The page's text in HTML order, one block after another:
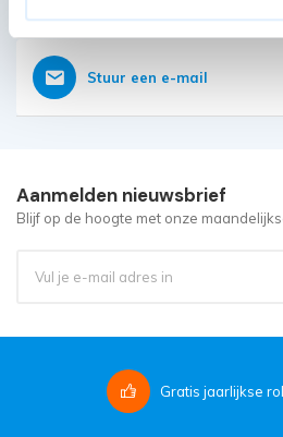
Stuur een e-mail
Aanmelden nieuwsbrief
Blijf op de hoogte met onze
Gratis jaarlijkse